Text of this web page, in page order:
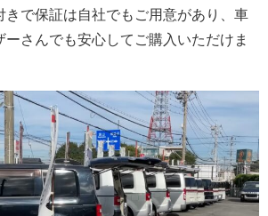
きで保証は自社でもご用意があり、車
さんでも安心してご購入いただけま